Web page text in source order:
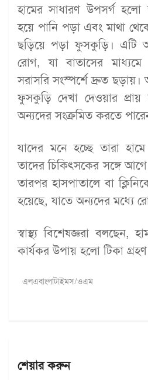
হামের সাধারণ উপসর্গ
হয়ে পানি পড়া এবং মাথা
ছড়িয়ে পড়া ফুসকুড়ি। এটি
রোগ, যা বাতাসের মাধ্যমে
সরাসরি সংস্পর্শে দ্রুত ছড়ায়।
ফুসকুড়ি দেখা দেওয়ার
অন্যদের সংক্রমিত করতে
যাদের মনে হচ্ছে তারা
তাদের চিকিৎসকের সঙ্গে
তারপর হাসপাতালে বা
হয়েছে, যাতে অন্যদের মধ্যে
স্বাস্থ্য বিশেষজ্ঞরা বলছেন,
কার্যকর উপায় হলো টিকা
এলএবাংলাটাইমস/ওএম
শেয়ার করুন